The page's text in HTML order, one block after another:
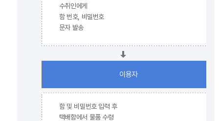
수취인에게
함 번호, 비밀번호
문자 발송
이용자
함 및 비밀번호 입력 후
택배함에서 물품 수령